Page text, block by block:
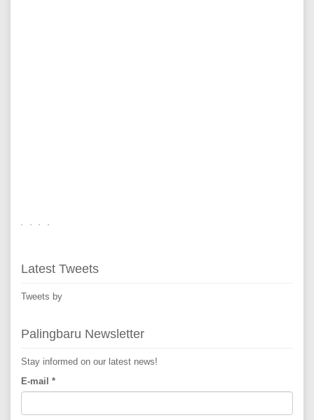
Latest Tweets
Tweets by
Palingbaru Newsletter
Stay informed on our latest news!
E-mail *